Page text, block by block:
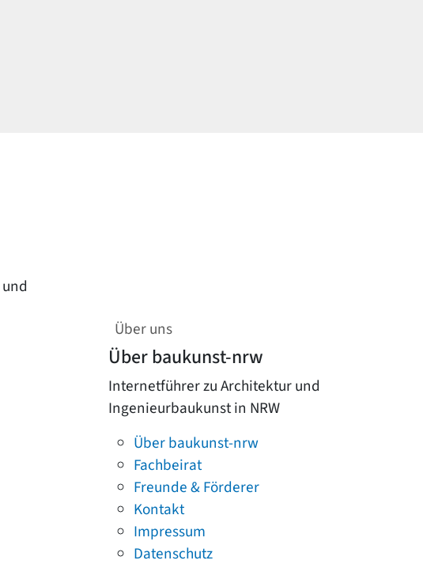
Über uns
Über baukunst-nrw
Internetführer zu Architektur und
Ingenieurbaukunst in NRW
Über baukunst-nrw
Fachbeirat
Freunde & Förderer
Kontakt
Impressum
Datenschutz